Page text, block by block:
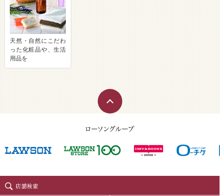
天然・自然にこだわ
った化粧品や、生活
用品を